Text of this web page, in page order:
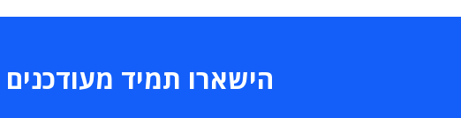
הישארו תמיד מעודכנים